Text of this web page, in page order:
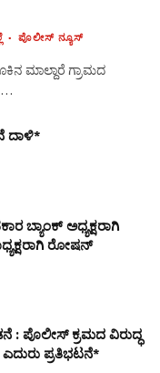
ಪೊಲೀಸ್ ನ್ಯೂಸ್
ಮಾಲ್ದಾರೆ ಗ್ರಾಮದ
ದಾಳಿ*
ಬ್ಯಾಂಕ್ ಅಧ್ಯಕ್ಷರಾಗಿ
ರೋಷನ್
: ಪೊಲೀಸ್ ಕ್ರಮದ ವಿರುದ್ಧ
ಪ್ರತಿಭಟನೆ*